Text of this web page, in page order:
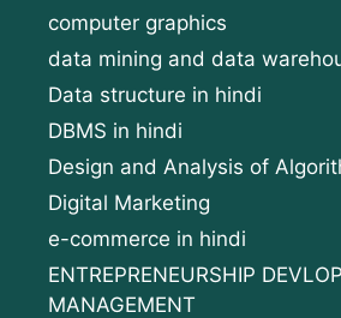
computer graphics
data mining and data
Data structure in hindi
DBMS in hindi
Design and Analysis of
Digital Marketing
e-commerce in hindi
ENTREPRENEURSHIP
MANAGEMENT